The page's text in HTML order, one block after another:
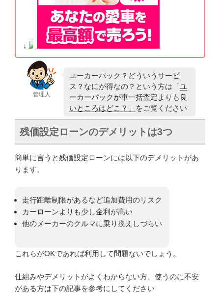
↓
管理人
ユーカーパック？どういうサービ
ス？なにが得なの？という方は「ユ
ーカーパックが車一括査定よりも良
いところはどこ？」
をご覧ください
残価設定ローンのデメリットは3つ
簡単に言うと残価設定ローンには以下のデメリットがあ
ります。
走行距離制限があるなど追加費用のリスク
カーローンよりも少し金利が高い
他のメーカーのクルマに乗り換えしづらい
これらがOKであれば利用して問題ないでしょう。
仕組みやデメリットがよくわからない方、使うのに不安
がある方は下の記事を参考にしてください